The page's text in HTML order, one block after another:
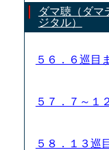
ダマ聴（ダマ
ジタル）
５６．６巡目
５７．７～１
５８．１３巡